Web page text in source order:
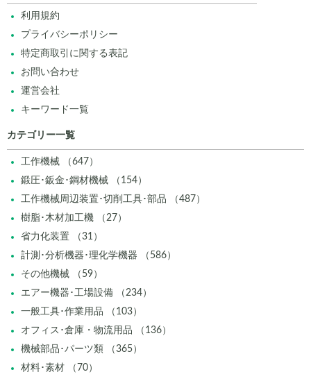
利用規約
プライバシーポリシー
特定商取引に関する表記
お問い合わせ
運営会社
キーワード一覧
カテゴリー一覧
工作機械 （647）
鍛圧･鈑金･鋼材機械 （154）
工作機械周辺装置･切削工具･部品 （487）
樹脂･木材加工機 （27）
省力化装置 （31）
計測･分析機器･理化学機器 （586）
その他機械 （59）
エアー機器･工場設備 （234）
一般工具･作業用品 （103）
オフィス･倉庫・物流用品 （136）
機械部品･パーツ類 （365）
材料･素材 （70）